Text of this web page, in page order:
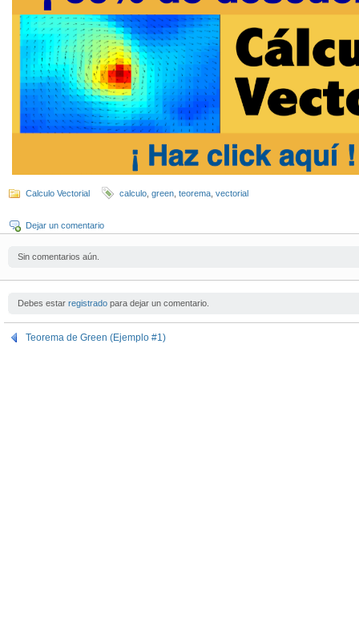
Calculo Vectorial calculo green teorema vectorial
Dejar un comentario
Sin comentarios aún.
Debes estar registrado para dejar un comentario.
Teorema de Green (Ejemplo #1)